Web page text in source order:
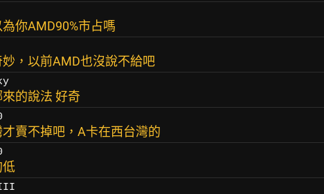
你AMD90%市占嗎
，以前AMD也沒說不給吧
的說法 好奇
賣不掉吧，A卡在西台灣的
低